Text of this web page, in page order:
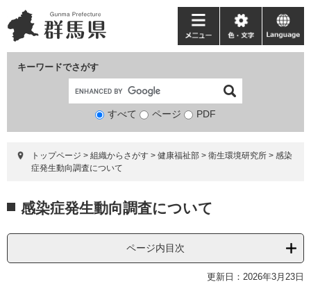
ー
ジ
ニ
ュ
て
キーワードでさがす
検
象
すべて ページ PDF
メ
ニ
ー
色・
文
language
トップページ > 組織からさがす > 健康福祉部 > 衛生環境研究所 > 感染
症発生動向調査について
文 感染症発生動向調査について
ページ内目次
更新日：2026年3月23日